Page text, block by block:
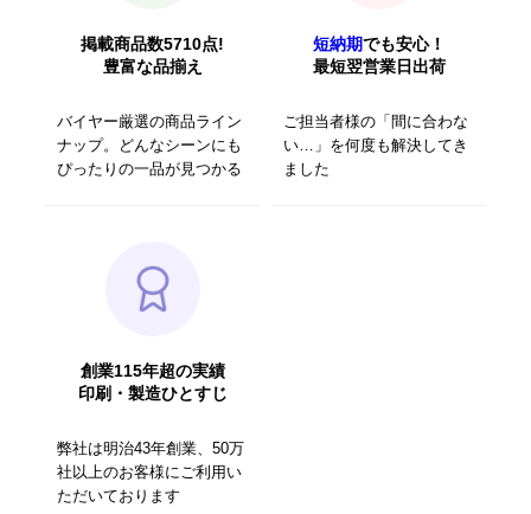
掲載商品数5710点!
豊富な品揃え
バイヤー厳選の商品ライン
ナップ。どんなシーンにも
ぴったりの一品が見つかる
短納期でも安心！
最短翌営業日出荷
ご担当者様の「間に合わな
い…」を何度も解決してき
ました
創業115年超の実績
印刷・製造ひとすじ
弊社は明治43年創業、50万
社以上のお客様にご利用い
ただいております